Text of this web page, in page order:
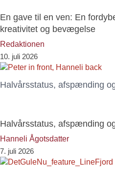
En gave til en ven: En
kreativitet og bevægelse
Redaktionen
10. juli 2026
Halvårsstatus, afspænding
Halvårsstatus, afspænding
Hanneli Ågotsdatter
7. juli 2026